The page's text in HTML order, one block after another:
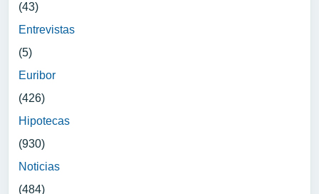
(43)
Entrevistas
(5)
Euribor
(426)
Hipotecas
(930)
Noticias
(484)